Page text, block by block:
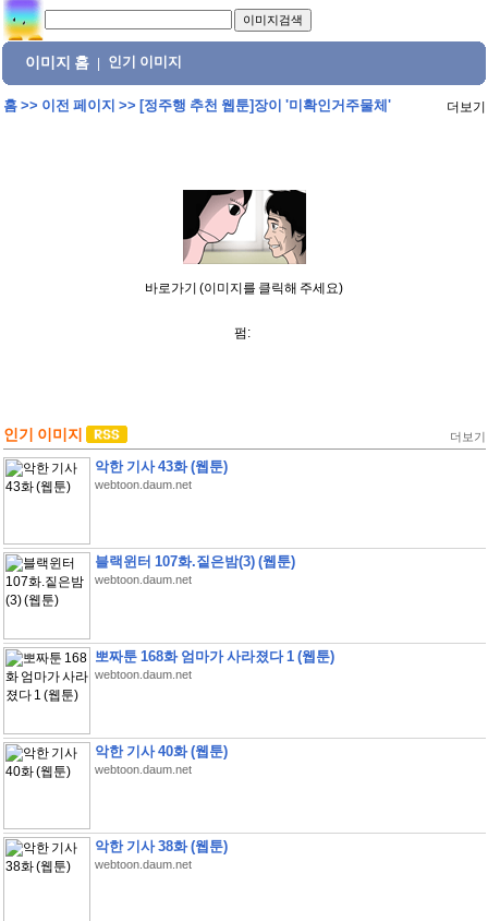
이미지 홈 인기 이미지
홈>> 이전 페이지 >> [정주행 추천 웹툰]장이 '미확인거주물체' 더보기
바로가기 (이미지를 클릭해 주세요)
펌:
인기 이미지 더보기
악한 기사 43화 (웹툰)
webtoon.daum.net
블랙윈터 107화.짙은밤(3) (웹툰)
webtoon.daum.net
뽀짜툰 168화 엄마가 사라졌다 1 (웹툰)
webtoon.daum.net
악한 기사 40화 (웹툰)
webtoon.daum.net
악한 기사 38화 (웹툰)
webtoon.daum.net